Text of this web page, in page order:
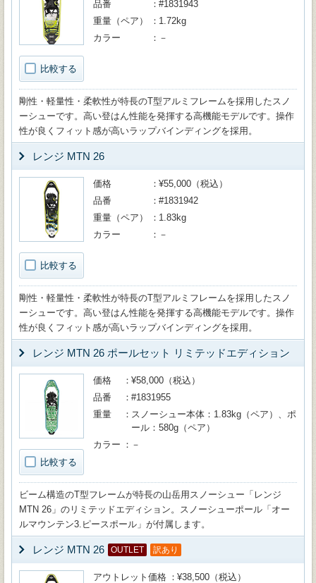
比較する
品番
#1831943
重量（ペア）
1.72kg
カラー
－
剛性・軽量性・柔軟性が特長のT型アルミフレームを採用したスノ
ーシューです。高い登はん性能を発揮する高機能モデルです。操作
性が良くフィット感が高いラップバインディングを採用。
レンジ MTN 26
比較する
価格
¥55,000（税込）
品番
#1831942
重量（ペア）
1.83kg
カラー
－
剛性・軽量性・柔軟性が特長のT型アルミフレームを採用したスノ
ーシューです。高い登はん性能を発揮する高機能モデルです。操作
性が良くフィット感が高いラップバインディングを採用。
レンジ MTN 26 ポールセット リミテッドエディション
比較する
価格
¥58,000（税込）
品番
#1831955
重量
スノーシュー本体：1.83kg（ペア）、ポ
ール：580g（ペア）
カラー
－
ビーム構造のT型フレームが特長の山岳用スノーシュー「レンジ
MTN 26」のリミテッドエディション。スノーシューポール「オー
ルマウンテン3.ピースポール」が付属します。
レンジ MTN 26 OUTLET 訳あり
アウトレット価格
¥38,500（税込）